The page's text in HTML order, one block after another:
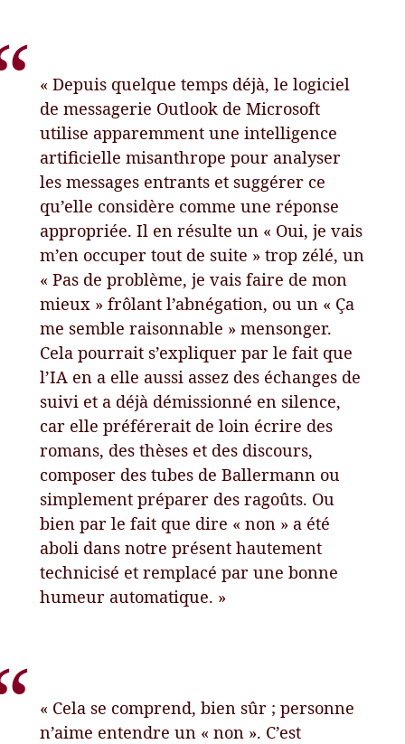
« Depuis quelque temps déjà, le logiciel
de messagerie Outlook de Microsoft
utilise apparemment une intelligence
artificielle misanthrope pour analyser
les messages entrants et suggérer ce
qu’elle considère comme une réponse
appropriée. Il en résulte un « Oui, je vais
m’en occuper tout de suite » trop zélé, un
« Pas de problème, je vais faire de mon
mieux » frôlant l’abnégation, ou un « Ça
me semble raisonnable » mensonger.
Cela pourrait s’expliquer par le fait que
l’IA en a elle aussi assez des échanges de
suivi et a déjà démissionné en silence,
car elle préférerait de loin écrire des
romans, des thèses et des discours,
composer des tubes de Ballermann ou
simplement préparer des ragoûts. Ou
bien par le fait que dire « non » a été
aboli dans notre présent hautement
technicisé et remplacé par une bonne
humeur automatique. »
« Cela se comprend, bien sûr ; personne
n’aime entendre un « non ». C’est